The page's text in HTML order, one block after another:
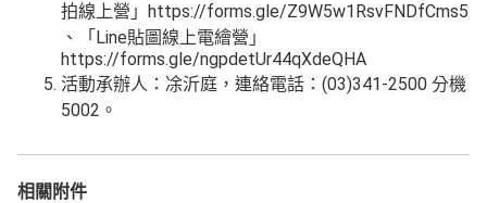
拍線上營」https://forms.gle/Z9W5w1RsvFNDfCms5
、「Line貼圖線上電繪營」
https://forms.gle/ngpdetUr44qXdeQHA
活動承辦人：凃沂庭，連絡電話：(03)341-2500 分機
5002。
相關附件